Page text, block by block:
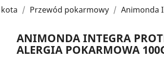
Przewód pokarmowy
Animonda
ANIMONDA INTEGRA
ALERGIA POKARMOWA